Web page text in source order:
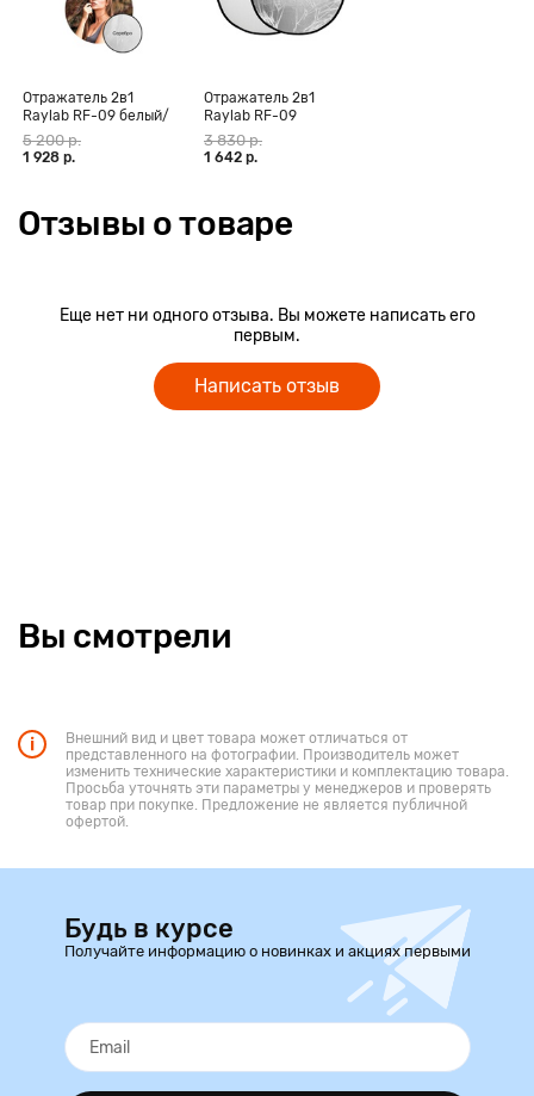
Отражатель 2в1
Raylab RF-09 белый/
серебристый
120*180см
5 200 р.
1 928 р.
Отражатель 2в1
Raylab RF-09
серебро/белый
110*150см
3 830 р.
1 642 р.
Отзывы о товаре
Еще нет ни одного отзыва. Вы можете написать его
первым.
Написать отзыв
Вы смотрели
Внешний вид и цвет товара может отличаться от
представленного на фотографии. Производитель может
изменить технические характеристики и комплектацию товара.
Просьба уточнять эти параметры у менеджеров и проверять
товар при покупке. Предложение не является публичной
офертой.
Будь в курсе
Получайте информацию о новинках и акциях первыми